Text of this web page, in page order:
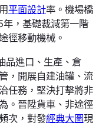
平面設計率。機場橋
，基礎裁減第一階
徑移動機械。
品進口、生產、倉
，開展自建油罐、流
任務，堅決打擊將非
。晉陞貨車、非途徑
次，對發經典大圖現